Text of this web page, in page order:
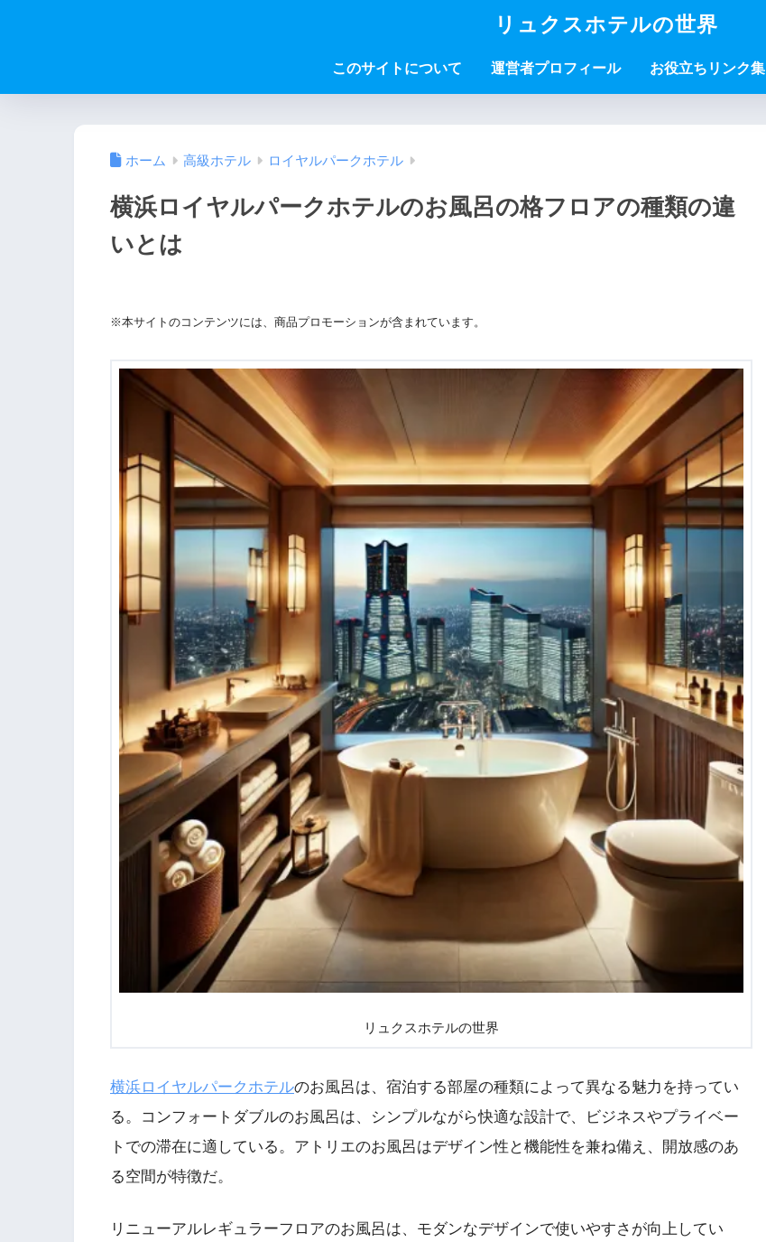
リュクスホテルの世界
このサイトについて 運営者プロフィール お役立ちリンク集
ホーム 高級ホテル ロイヤルパークホテル
横浜ロイヤルパークホテルのお風呂の格フロアの種類の違
いとは
※本サイトのコンテンツには、商品プロモーションが含まれています。
リュクスホテルの世界
横浜ロイヤルパークホテルのお風呂は、宿泊する部屋の種類によって異なる魅力を持ってい
る。コンフォートダブルのお風呂は、シンプルながら快適な設計で、ビジネスやプライベー
トでの滞在に適している。アトリエのお風呂はデザイン性と機能性を兼ね備え、開放感のあ
る空間が特徴だ。
リニューアルレギュラーフロアのお風呂は、モダンなデザインで使いやすさが向上してい